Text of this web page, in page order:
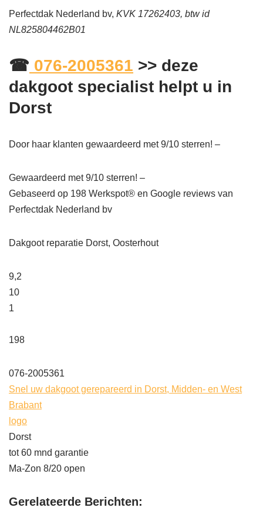
Perfectdak Nederland bv, KVK 17262403, btw id
NL825804462B01
☎ 076-2005361 >> deze
dakgoot specialist helpt u in
Dorst
Door haar klanten gewaardeerd met 9/10 sterren! –
Gewaardeerd met 9/10 sterren! –
Gebaseerd op 198 Werkspot® en Google reviews van
Perfectdak Nederland bv
Dakgoot reparatie Dorst, Oosterhout
9,2
10
1
198
076-2005361
Snel uw dakgoot gerepareerd in Dorst, Midden- en West
Brabant
logo
Dorst
tot 60 mnd garantie
Ma-Zon 8/20 open
Gerelateerde Berichten: